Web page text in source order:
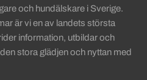
och hundälskare i Sverige.
är vi en av landets största
information, utbildar och
stora glädjen och nyttan med